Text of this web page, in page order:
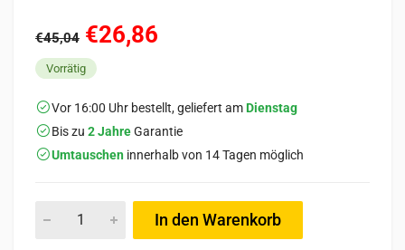
€45,04 €26,86
Vorrätig
Vor 16:00 Uhr bestellt, geliefert amDienstag
Bis zu 2 JahreGarantie
Umtauschen innerhalb von 14 Tagen möglich
In den Warenkorb